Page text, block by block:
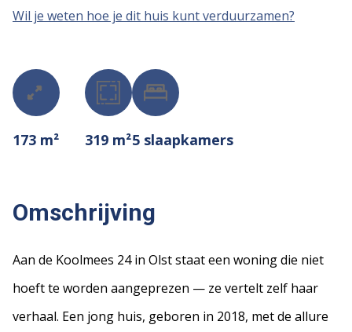
Wil je weten hoe je dit huis kunt verduurzamen?
173 m² 319 m²5 slaapkamers
Omschrijving
Aan de Koolmees 24 in Olst staat een woning die niet
hoeft te worden aangeprezen — ze vertelt zelf haar
verhaal. Een jong huis, geboren in 2018, met de allure